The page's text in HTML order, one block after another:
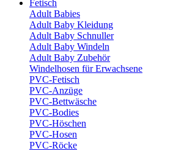
Fetisch
Adult Babies
Adult Baby Kleidung
Adult Baby Schnuller
Adult Baby Windeln
Adult Baby Zubehör
Windelhosen für Erwachsene
PVC-Fetisch
PVC-Anzüge
PVC-Bettwäsche
PVC-Bodies
PVC-Höschen
PVC-Hosen
PVC-Röcke